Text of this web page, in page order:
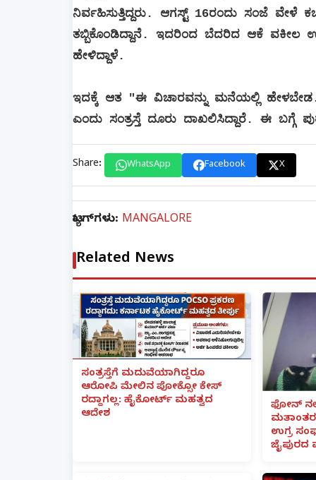
ನಿರ್ವಹಿಸುತ್ತಿದ್ದರು. ಆಗಸ್ಟ್ 16ರಂದು ಸಂಜೆ
ತಬ್ಬಿಕೊಂಡಿದ್ದಾನೆ‌. ಇದರಿಂದ ಬೆದರಿದ ಆಕೆ ವಕೀಲ
ಹೇಳಿದ್ದಾಳೆ.
ಇದಕ್ಕೆ ಆತ "ಈ ವಿಚಾರವನ್ನು ಮನೆಯಲ್ಲಿ
ಎಂದು ಸಂತ್ರಸ್ತೆ ದೂರು ದಾಖಲಿಸಿದ್ದಾರೆ. ಈ ಬಗ್ಗೆ
Share: WhatsApp Facebook X
ಟ್ಯಾಗ್‌ಗಳು: MANGALORE
Related News
ಸಂತ್ರಸ್ತೆಗೆ ಮದುವೆಯಾಗಿದ್ದರೂ
ಆರೋಪಿ ಮೇಲಿನ ಪೋಕ್ಸೋ ಕೇಸ್
ರದ್ದಾಗಲ್ಲ: ಹೈಕೋರ್ಟ್ ಮಹತ್ವದ
ಆದೇಶ
ಫೋನ್
ಉಗ್ರ